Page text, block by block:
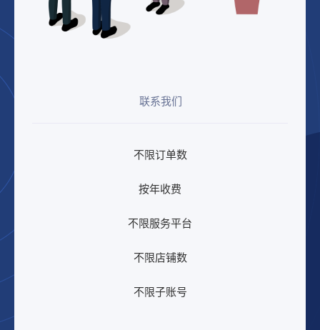
联系我们
不限订单数​
按年收费
不限服务平台
不限店铺数
不限子账号